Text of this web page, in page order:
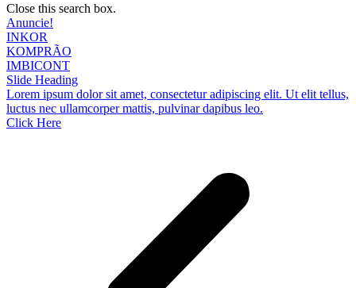
Close this search box.
Anuncie!
INKOR
KOMPRÃO
IMBICONT
Slide Heading
Lorem ipsum dolor sit amet, consectetur adipiscing elit. Ut elit tellus,
luctus nec ullamcorper mattis, pulvinar dapibus leo.
Click Here